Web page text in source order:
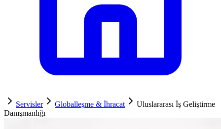
Servisler Globalleşme & İhracat
Uluslararası İş Geliştirme
Danışmanlığı